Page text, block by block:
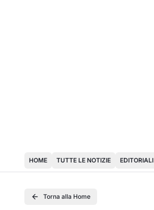
HOME TUTTE LE NOTIZIE EDITORIALI
Torna alla Home